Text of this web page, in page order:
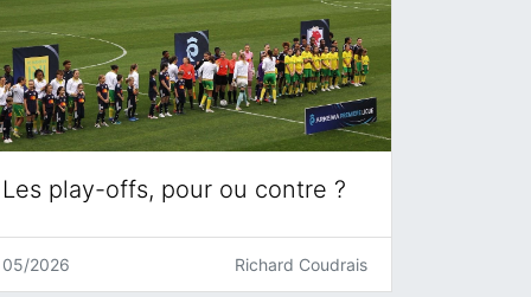
Les play-offs, pour ou contre ?
05/2026 Richard Coudrais